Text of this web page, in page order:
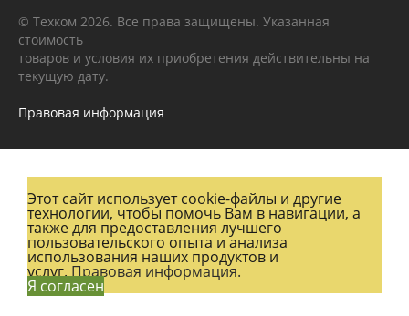
© Техком 2026. Все права защищены. Указанная
стоимость
товаров и условия их приобретения действительны на
текущую дату.
Правовая информация
Этот сайт использует cookie-файлы и другие
технологии, чтобы помочь Вам в навигации, а
также для предоставления лучшего
пользовательского опыта и анализа
использования наших продуктов и
услуг.Правовая информация.
Я согласен